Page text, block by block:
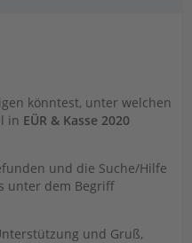
könntest, unter welchen
in EÜR & Kasse 2020
und die Suche/Hilfe
unter dem Begriff
und Gruß,